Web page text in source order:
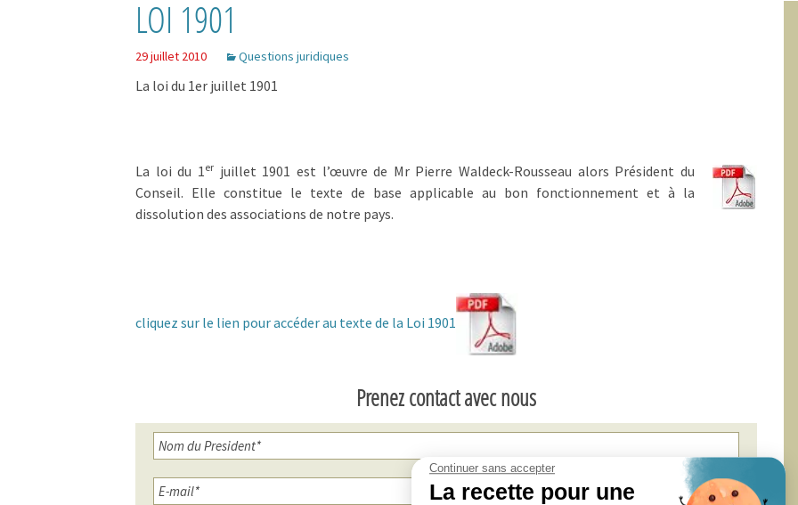
Continuer sans accepter
La recette pour une
Formations
LOI 1901
29 juillet 2010 Questions juridiques
La loi du 1er juillet 1901
La loi du 1erjuillet 1901 est l’œuvre de Mr Pierre Waldeck-Rousseau alors Président du
Conseil. Elle constitue le texte de base applicable au bon fonctionnement et à la
dissolution des associations de notre pays.
cliquez sur le lien pour accéder au texte de la Loi 1901
Prenez contact avec nous